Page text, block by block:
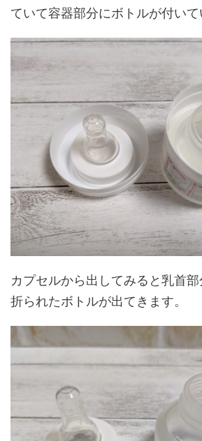
ていて容器部分にボトルが付いて
カプセルから出してみると乳首
折られたボトルが出てきます。